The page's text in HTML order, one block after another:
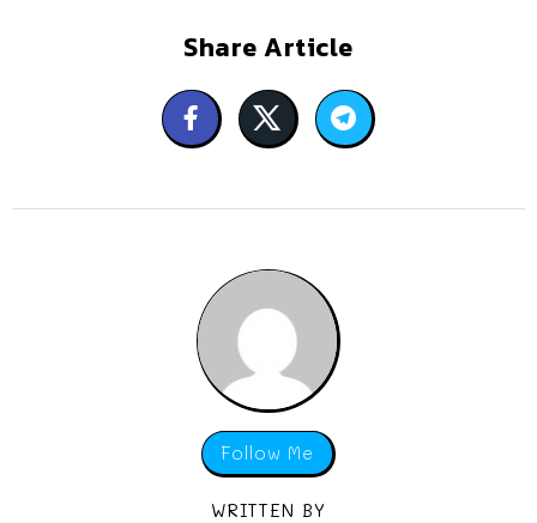
Share Article
Follow Me
WRITTEN BY